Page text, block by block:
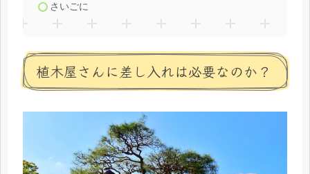
さいごに
植木屋さんに差し入れは必要なのか？